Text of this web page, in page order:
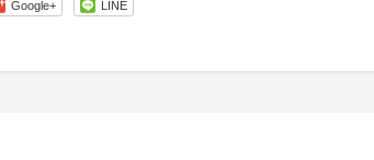
Google+ LINE